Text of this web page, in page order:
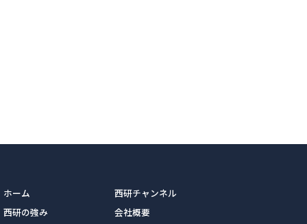
ホーム
西研の強み
西研チャンネル
会社概要